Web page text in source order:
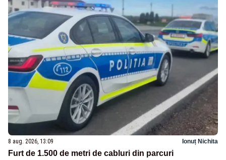
8 aug. 2026, 13:09 Ionuț Nichita
Furt de 1.500 de metri de cabluri din parcuri